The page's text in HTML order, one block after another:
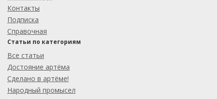
Контакты
Подписка
Справочная
Статьи по категориям
Все статьи
Достояние артёма
Сделано в артёме!
Народный промысел